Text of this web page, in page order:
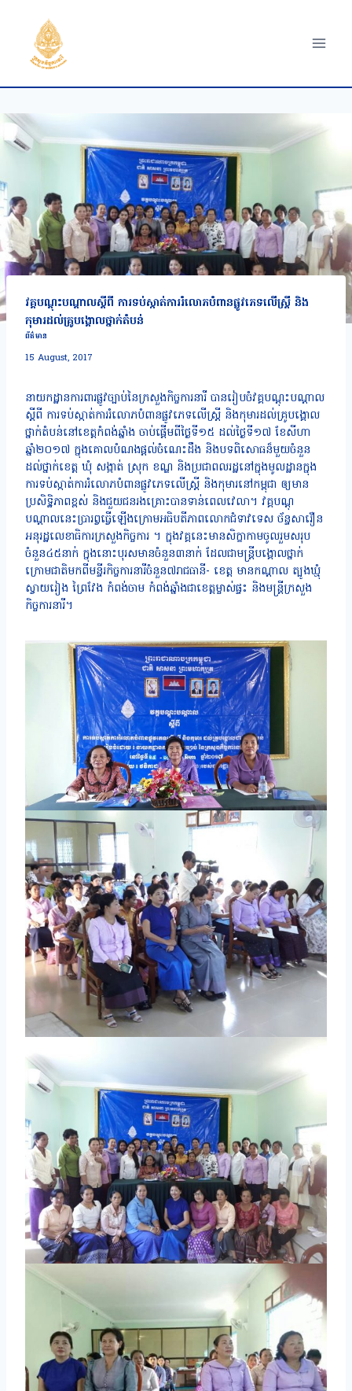
content
វគ្គបណ្តុះបណ្តាលស្តីពី ការទប់ស្កាត់ការរំលោភបំពានផ្លូវភេទលើស្ត្រី និង
កុមារដល់គ្រូបង្គោលថ្នាក់តំបន់
ព័ត៌មាន
15 August, 2017
នាយកដ្ឋានការពារផ្លូវច្បាប់នៃក្រសួងកិច្ចការនារី បានរៀបចំវគ្គបណ្តុះបណ្តាល
ស្តីពី ការទប់ស្កាត់ការរំលោភបំពានផ្លូវភេទលើស្ត្រី និងកុមារដល់គ្រូបង្គោល
ថ្នាក់តំបន់នៅខេត្តកំពង់ឆ្នាំង ចាប់ផ្តើមពីថ្ងៃទី១៥ ដល់ថ្ងៃទី១៧ ខែសីហា
ឆ្នាំ២០១៧ ក្នុងគោលបំណងផ្តល់ចំណេះដឹង និងបទពិសោធន៏មួយចំនួន
ដល់ថ្នាក់ខេត្ត ឃុំ សង្កាត់ ស្រុក ខណ្ឌ និងប្រជាពលរដ្ឋនៅក្នុងមូលដ្ឋានក្នុង
ការទប់ស្កាត់ការរំលោភបំពានផ្លូវភេទលើស្ត្រី និងកុមារនៅកម្ពុជា ឲ្យមាន
ប្រសិទ្ឋិភាពខ្ពស់ និងជួយជនរងគ្រោះបានទាន់ពេលវេលា។ វគ្គបណ្តុ
បណ្តាលនេះប្រារព្វធ្វើឡើងក្រោមអធិបតីភាពលោកជំទាវទេស ច័ន្ទសារឿន
អនុរដ្ឋលេខាធិការក្រសួងកិច្ចការ ។ ក្នុងវគ្គនេះមានសិក្ខាកាមចូលរួមសរុប
ចំនួន៤៥នាក់ ក្នុងនោះបុរសមានចំនួន៣នាក់ ដែលជាមន្រ្តីបង្គោលថ្នាក់
ក្រោមជាតិមកពីមន្ទីរកិច្ចការនារីចំនួន៧រាជធានី- ខេត្ត មានកណ្តាល ត្បូងឃ្មុំ
ស្វាយរៀង ព្រៃវែង កំពង់ចាម កំពង់ឆ្នាំងជាខេត្តម្ចាស់ផ្ទះ និងមន្ត្រីក្រសួង
កិច្ចការនារី។